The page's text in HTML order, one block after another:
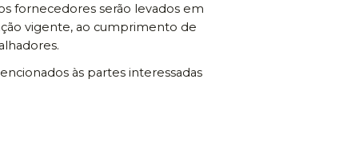
fornecedores serão levados em
vigente, ao cumprimento de
às partes interessadas